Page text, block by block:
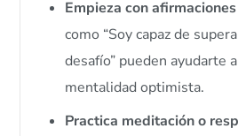
Empieza con
como “Soy capaz de
desafío” pueden ayudarte
mentalidad optimista.
Practica meditación o